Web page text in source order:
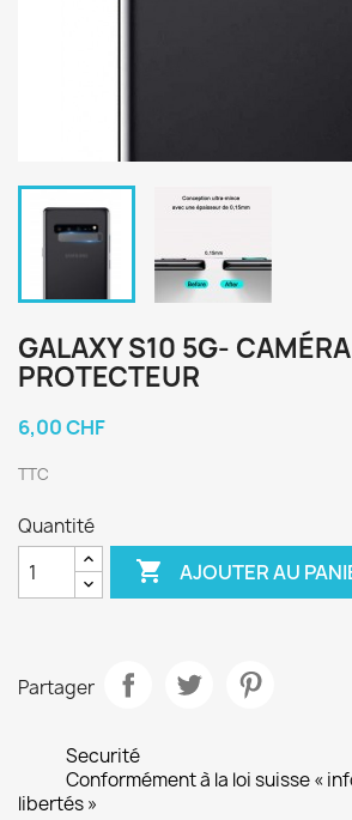
GALAXY S10 5G-
PROTECTEUR
6,00 CHF
TTC
Quantité
 AJOUTER AU
Partager
Securité
Conformément à la loi suisse «
libertés »